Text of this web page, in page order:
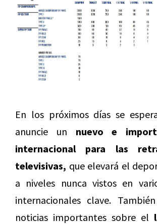
En los próximos días se
anuncie un nuevo e
internacional para las
televisivas, que elevará el
a niveles nunca vistos en
internacionales clave.
noticias importantes sobre el